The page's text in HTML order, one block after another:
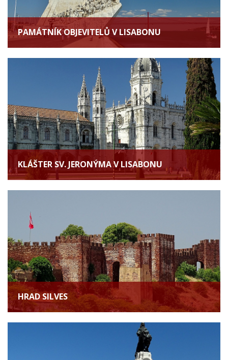
PAMÁTNÍK OBJEVITELŮ V LISABONU
KLÁŠTER SV. JERONÝMA V LISABONU
HRAD SILVES